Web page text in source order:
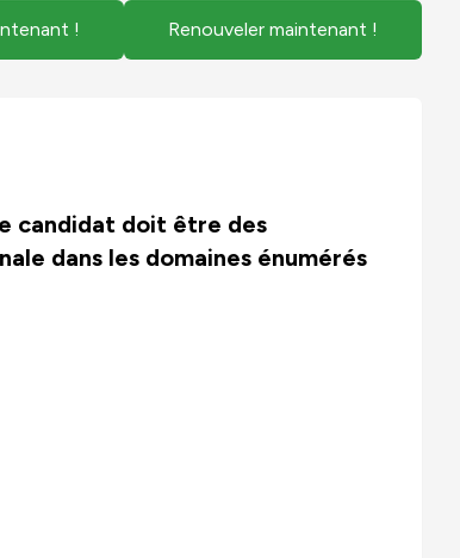
! Renouveler maintenant !
candidat doit être des
dans les domaines énumérés